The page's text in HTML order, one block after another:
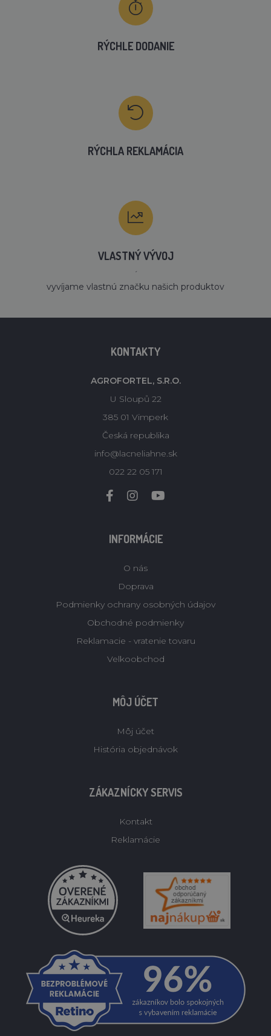
RÝCHLE DODANIE
RÝCHLA REKLAMÁCIA
VLASTNÝ VÝVOJ
´
vyvíjame vlastnú značku našich produktov
KONTAKTY
AGROFORTEL, S.R.O.
U Sloupů 22
385 01 Vimperk
Česká republika
info@lacneliahne.sk
022 22 05 171
INFORMÁCIE
O nás
Doprava
Podmienky ochrany osobných údajov
Obchodné podmienky
Reklamacie - vratenie tovaru
Velkoobchod
MÔJ ÚČET
Môj účet
História objednávok
ZÁKAZNÍCKY SERVIS
Kontakt
Reklamácie